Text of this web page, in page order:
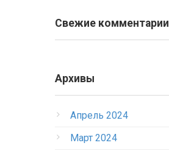
Свежие комментарии
Архивы
Апрель 2024
Март 2024